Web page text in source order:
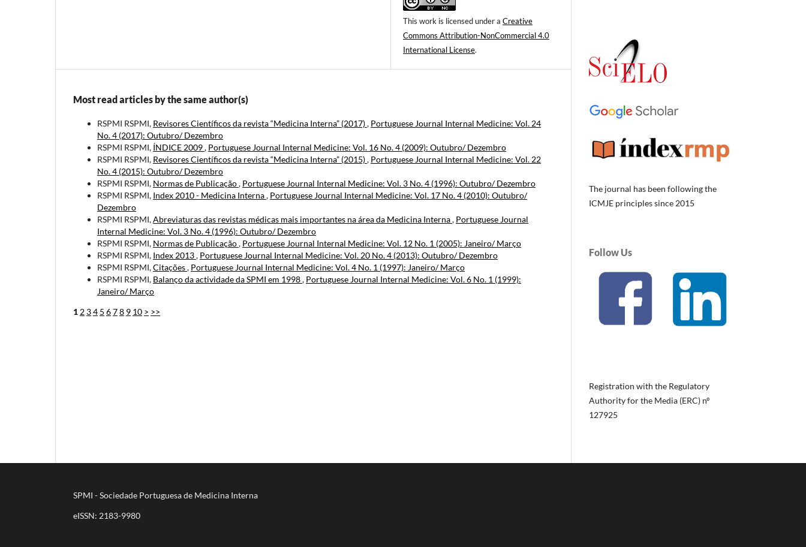
This work is licensed under aCreative
Commons Attribution-NonCommercial 4.0
International License.
Most read articles by the same author(s)
RSPMI RSPMI, Revisores Científicos da revista “Medicina Interna” (2017), Portuguese Journal Internal Medicine: Vol. 24
No. 4 (2017): Outubro/ Dezembro
RSPMI RSPMI, ÍNDICE 2009, Portuguese Journal Internal Medicine: Vol. 16 No. 4 (2009): Outubro/ Dezembro
RSPMI RSPMI, Revisores Científicos da revista “Medicina Interna” (2015), Portuguese Journal Internal Medicine: Vol. 22
No. 4 (2015): Outubro/ Dezembro
RSPMI RSPMI, Normas de Publicação, Portuguese Journal Internal Medicine: Vol. 3 No. 4 (1996): Outubro/ Dezembro
RSPMI RSPMI, Index 2010 - Medicina Interna, Portuguese Journal Internal Medicine: Vol. 17 No. 4 (2010): Outubro/
Dezembro
RSPMI RSPMI,Abreviaturas das revistas médicas mais importantes na área da Medicina Interna, Portuguese Journal
Internal Medicine: Vol. 3 No. 4 (1996): Outubro/ Dezembro
RSPMI RSPMI, Normas de Publicação, Portuguese Journal Internal Medicine: Vol. 12 No. 1 (2005): Janeiro/ Março
RSPMI RSPMI, Index 2013, Portuguese Journal Internal Medicine: Vol. 20 No. 4 (2013): Outubro/ Dezembro
RSPMI RSPMI,Citações, Portuguese Journal Internal Medicine: Vol. 4 No. 1 (1997): Janeiro/ Março
RSPMI RSPMI, Balanço da actividade da SPMI em 1998, Portuguese Journal Internal Medicine: Vol. 6 No. 1 (1999):
Janeiro/ Março
1 2 34 5 678 9 10 > >>
The journal has been following the
ICMJE principles since 2015
Follow Us
Registration with the Regulatory
Authority for the Media (ERC) nº
127925
SPMI - Sociedade Portuguesa de Medicina Interna
eISSN: 2183-9980